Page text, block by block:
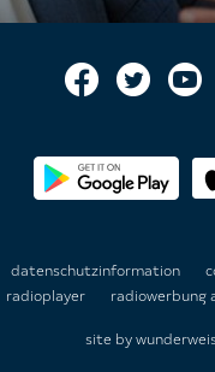
datenschutzinformation
radioplayer radiowerbung
site by